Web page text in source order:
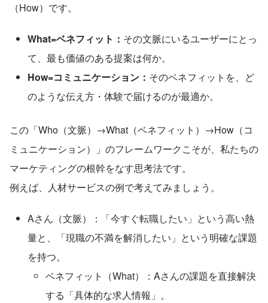
（How）です。
What=ベネフィット： その文脈にいるユーザーにとっ
て、最も価値のある提案は何か。
How=コミュニケーション： そのベネフィットを、ど
のような伝え方・体験で届けるのが最適か。
この「Who（文脈）→What（ベネフィット）→How（コ
ミュニケーション）」のフレームワークこそが、私たちの
マーケティングの根幹をなす思考法です。
例えば、人材サービスの例で考えてみましょう。
Aさん（文脈）：「今すぐ転職したい」という高い熱
量と、「現職の不満を解消したい」という明確な課題
を持つ。
ベネフィット（What）：Aさんの課題を直接解決
する「具体的な求人情報」。